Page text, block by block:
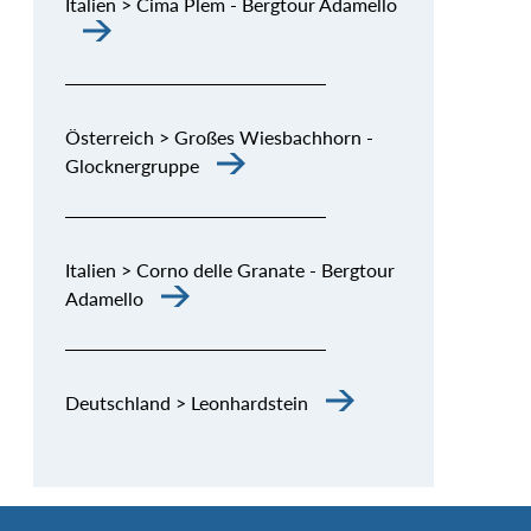
Österreich > Großes Wiesbachhorn -
Glocknergruppe
Italien > Corno delle Granate - Bergtour
Adamello
Deutschland > Leonhardstein